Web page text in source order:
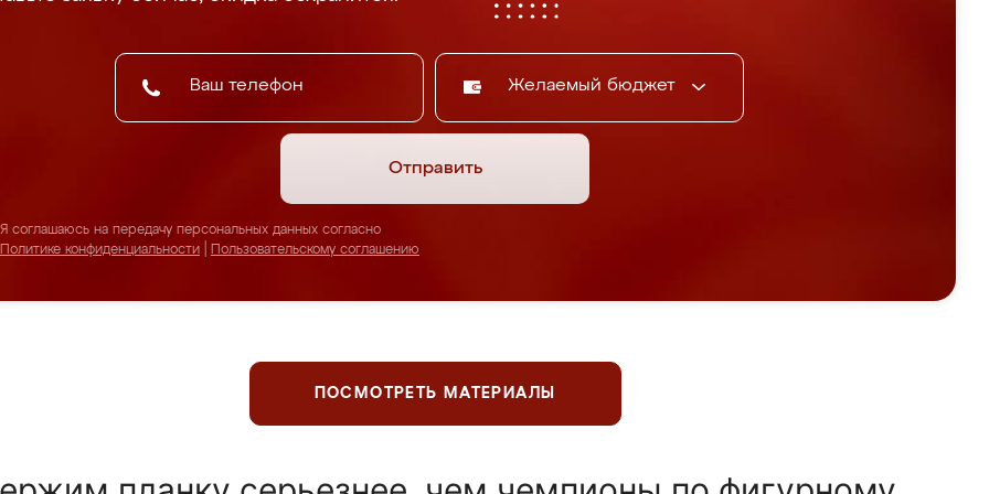
Желаемый бюджет
Отправить
Я соглашаюсь на передачу персональных данных согласно
Политике конфиденциальности
Пользовательскому соглашению
ПОСМОТРЕТЬ МАТЕРИАЛЫ